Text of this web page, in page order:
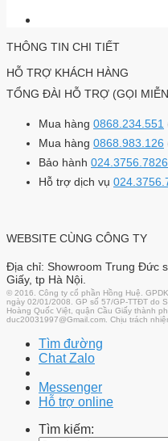
THÔNG TIN CHI TIẾT
HỖ TRỢ KHÁCH HÀNG
TỔNG ĐÀI HỖ TRỢ (GỌI
Mua hàng 0868.234.551
Mua hàng 0868.983.126
Bảo hành 024.3756.7826
Hỗ trợ dịch vụ
WEBSITE CÙNG CÔNG TY
Địa chỉ: Showroom Trung Đức
Giấy, tp Hà Nội.
© 2016. Công ty cổ phần Hồng Huệ.
ngày 02/01/2008. GP số 57/GP-TTĐT do
Hoàng Quốc Việt, quận Cầu Giấy thành
duc20031997@Gmail.com. Chịu trách
Tìm đường
Chat Zalo
Messenger
Hỗ trợ online
Tìm kiếm: